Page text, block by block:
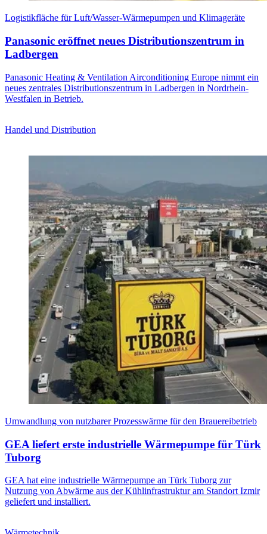
Logistikfläche für Luft/Wasser-Wärmepumpen und Klimageräte
Panasonic eröffnet neues Distributionszentrum in
Ladbergen
Panasonic Heating & Ventilation Airconditioning Europe nimmt ein
neues zentrales Distributionszentrum in Ladbergen in Nordrhein-
Westfalen in Betrieb.
Handel und Distribution
Umwandlung von nutzbarer Prozesswärme für den Brauereibetrieb
GEA liefert erste industrielle Wärmepumpe für Türk
Tuborg
GEA hat eine industrielle Wärmepumpe an Türk Tuborg zur
Nutzung von Abwärme aus der Kühlinfrastruktur am Standort Izmir
geliefert und installiert.